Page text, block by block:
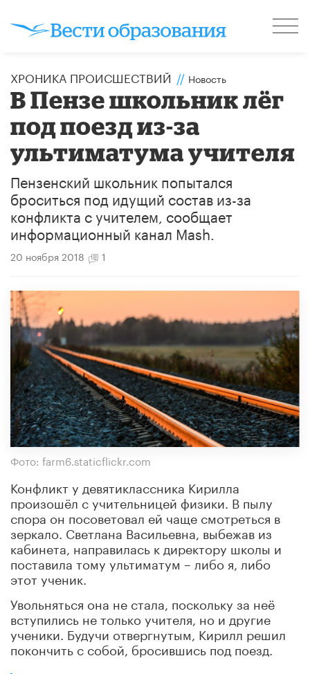
ХРОНИКА ПРОИСШЕСТВИЙ // Новость
В Пензе школьник лёг
под поезд из-за
ультиматума учителя
Пензенский школьник попытался
броситься под идущий состав из-за
конфликта с учителем, сообщает
информационный канал Mash.
20 ноября 2018 1
Фото: farm6.staticflickr.com
Конфликт у девятиклассника Кирилла
произошёл с учительницей физики. В пылу
спора он посоветовал ей чаще смотреться в
зеркало. Светлана Васильевна, выбежав из
кабинета, направилась к директору школы и
поставила тому ультиматум – либо я, либо
этот ученик.
Увольняться она не стала, поскольку за неё
вступились не только учителя, но и другие
ученики. Будучи отвергнутым, Кирилл решил
покончить с собой, бросившись под поезд.